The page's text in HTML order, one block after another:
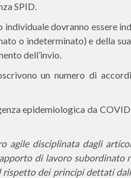
SPID.
individuale dovranno essere
o indeterminato) e della
dell’invio.
un numero di
epidemiologica da
agile disciplinata dagli
di lavoro subordinato
rispetto dei principi dettati